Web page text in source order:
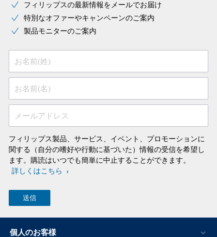
フィリップスの最新情報をメールでお届け
特別なオファーやキャンペーンのご案内
製品モニターのご案内
お名前(姓)
お名前(名)
メールアドレス
フィリップス製品、サービス、イベント、プロモーションに
関する（自分の嗜好や行動に基づいた）情報の受信を希望し
ます。購読はいつでも簡単に中止することができます。
詳しくはこちら
個人のお客様